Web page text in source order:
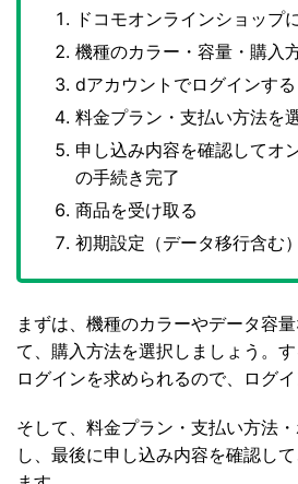
ドコモオンラインショップ
機種のカラー・容量・購入
dアカウントでログインする
料金プラン・支払い方法を
申し込み内容を確認してオ
の手続き完了
商品を受け取る
初期設定（データ移行含む
まずは、機種のカラーやデータ容
て、購入方法を選択しましょう。
ログインを求められるので、ログイ
そして、料金プラン・支払い方法
し、最後に申し込み内容を確認し